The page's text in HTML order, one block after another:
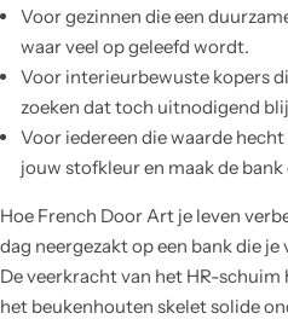
Voor gezinnen die een
waar veel op geleefd wordt.
Voor interieurbewuste kopers
zoeken dat toch uitnodigend
Voor iedereen die waarde
jouw stofkleur en maak de bank
Hoe French Door Art je leven
dag neergezakt op een bank die
De veerkracht van het HR-
het beukenhouten skelet solide